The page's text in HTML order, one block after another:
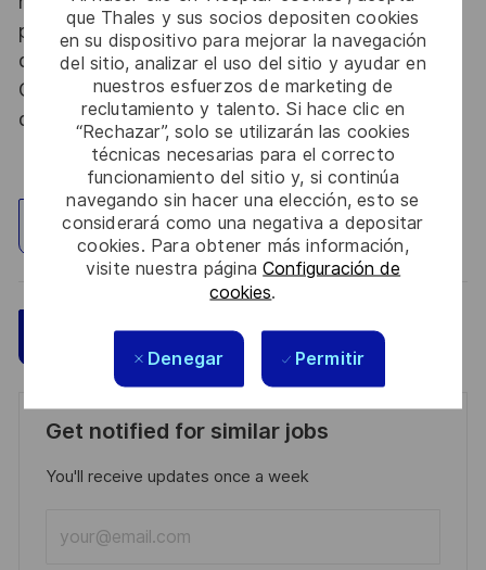
que Thales y sus socios depositen cookies
en su dispositivo para mejorar la navegación
del sitio, analizar el uso del sitio y ayudar en
nuestros esfuerzos de marketing de
reclutamiento y talento. Si hace clic en
“Rechazar”, solo se utilizarán las cookies
técnicas necesarias para el correcto
funcionamiento del sitio y, si continúa
navegando sin hacer una elección, esto se
considerará como una negativa a depositar
cookies. Para obtener más información,
visite nuestra páginaConfiguración de
cookies.
Denegar Permitir
procédure d’habilitation, conformément aux
dispositions des articles R.2311-1 et suivants du
Code de la défense et de l’IGI 1300 SGDSN/PSE
du 09 août 2021.
Explorar ubicación
Aplicar ahora Guardar
Get notified for similar jobs
You'll receive updates once a week
Email